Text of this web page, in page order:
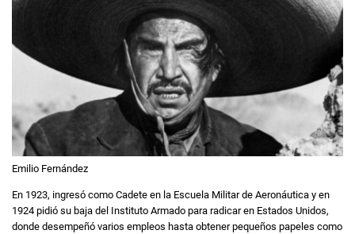
Emilio Fernández
En 1923, ingresó como Cadete en la Escuela Militar de Aeronáutica y en
1924 pidió su baja del Instituto Armado para radicar en Estados Unidos,
donde desempeñó varios empleos hasta obtener pequeños papeles como